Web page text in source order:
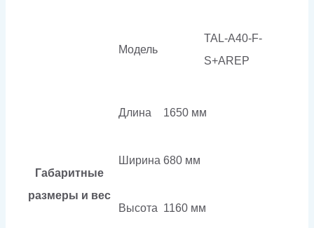
Модель
TAL-A40-F-
S+AREP
Габаритные
размеры и вес
Длина 1650 мм
Ширина 680 мм
Высота 1160 мм